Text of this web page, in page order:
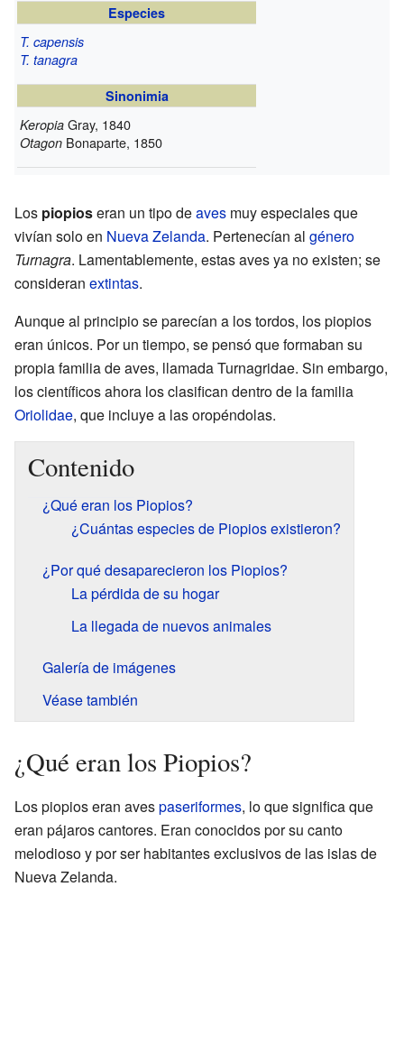
Especies
T. capensis
T. tanagra
Sinonimia
Keropia Gray, 1840
Otagon Bonaparte, 1850
Los piopioseran un tipo deaves muy especiales que
vivían solo en Nueva Zelanda. Pertenecían al género
Turnagra. Lamentablemente, estas aves ya no existen; se
consideran extintas.
Aunque al principio se parecían a los tordos, los piopios
eran únicos. Por un tiempo, se pensó que formaban su
propia familia de aves, llamada Turnagridae. Sin embargo,
los científicos ahora los clasifican dentro de la familia
Oriolidae, que incluye a las oropéndolas.
Contenido
¿Qué eran los Piopios?
¿Cuántas especies de Piopios existieron?
¿Por qué desaparecieron los Piopios?
La pérdida de su hogar
La llegada de nuevos animales
Galería de imágenes
Véase también
¿Qué eran los Piopios?
Los piopios eran avespaseriformes, lo que significa que
eran pájaros cantores. Eran conocidos por su canto
melodioso y por ser habitantes exclusivos de las islas de
Nueva Zelanda.